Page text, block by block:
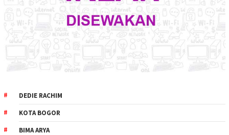
DEDIE RACHIM
KOTA BOGOR
BIMA ARYA